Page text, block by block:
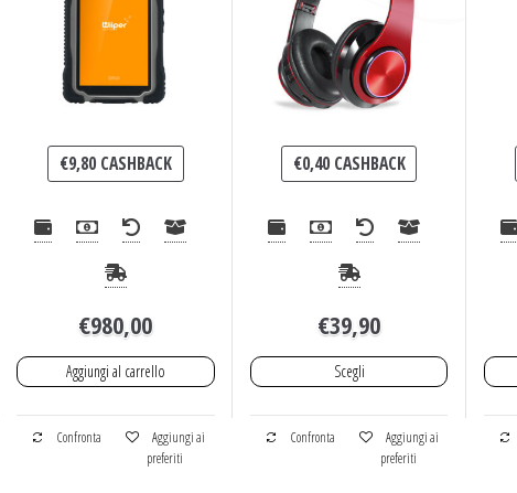
€9,80CASHBACK
€980,00
Aggiungi al carrello
Confronta
Aggiungi ai
preferiti
€0,40CASHBACK
€39,90
Scegli
Confronta
Aggiungi ai
preferiti